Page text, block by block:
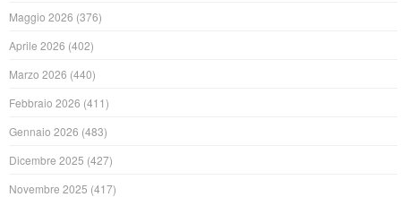
Maggio 2026 (376)
Aprile 2026 (402)
Marzo 2026 (440)
Febbraio 2026 (411)
Gennaio 2026 (483)
Dicembre 2025 (427)
Novembre 2025 (417)